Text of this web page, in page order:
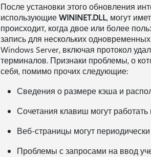
После установки этого обновления
использующиеWININET.DLL, могут
происходит, когда двое или более
запись для нескольких
Windows Server, включая протокол
терминалов. Признаки проблемы, о
себя, помимо прочих следующие:
Сведения о размере кэша и
Сочетания клавиш могут
Веб-страницы могут
Проблемы с запросами на ввод